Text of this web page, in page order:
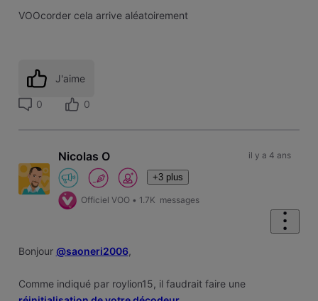
VOOcorder cela arrive aléatoirement
J'aime
0 0
Nicolas O
+3 plus
Officiel VOO • 1.7K messages
il y a 4 ans
Bonjour @saoneri2006,
Comme indiqué par roylion15, il faudrait faire une